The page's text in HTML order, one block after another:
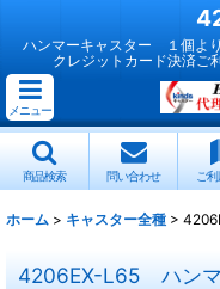
ハンマーキャスター １個よ
クレジットカード決済ご
メニュー
商品検索 問い合わせ ご
ホーム > キャスター全種 >
4206EX-L65 ハンマ